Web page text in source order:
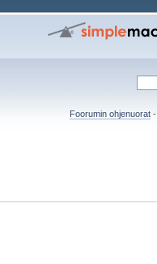
Foorumin ohjenuorat-